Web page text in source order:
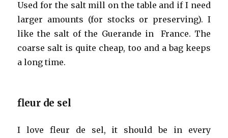
Used for the salt mill on the table and if I need
larger amounts (for stocks or preserving). I
like the salt of the Guerande in France. The
coarse salt is quite cheap, too and a bag keeps
a long time.
fleur de sel
I love fleur de sel, it should be in every